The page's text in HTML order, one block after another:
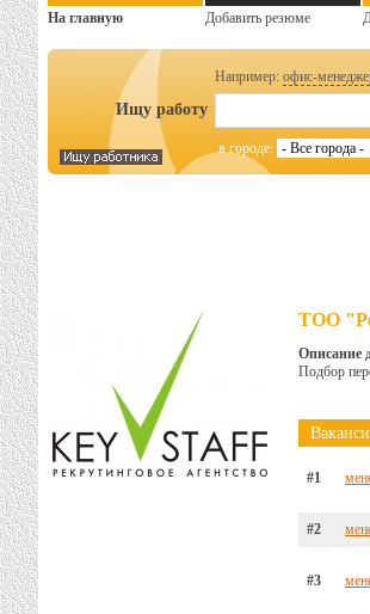
На главную Добавить резюме
Например: офис-
Ищу работу
в городе:
ТОО
Описание
Подбор
#1
#2
#3